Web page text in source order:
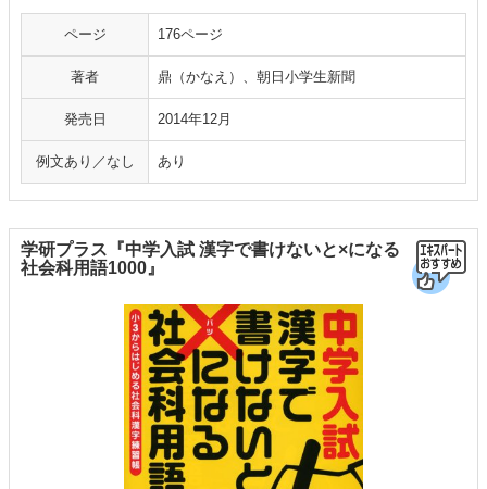
ページ 176ページ
著者 鼎（かなえ）、朝日小学生新聞
発売日 2014年12月
例文あり／なし あり
学研プラス『中学入試 漢字で書けないと×になる
社会科用語1000』